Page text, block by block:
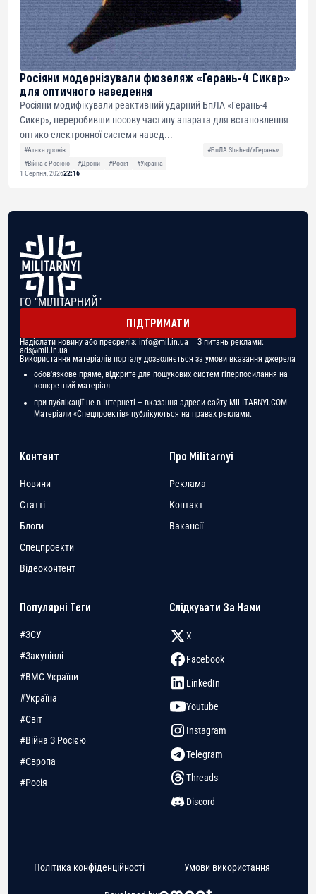
Росіяни модернізували фюзеляж «Герань-4 Сикер»
для оптичного наведення
Росіяни модифікували реактивний ударний БпЛА «Герань-4
Сикер», переробивши носову частину апарата для встановлення
оптико-електронної системи навед...
#Атака дронів
#БпЛА Shahed/«Герань»
#Війна з Росією
#Дрони #Росія
#Україна
1 Серпня, 202622:16
ГО "МІЛІТАРНИЙ"
ПІДТРИМАТИ
Надіслати новину або пресреліз: info@mil.in.ua | З питань реклами:
ads@mil.in.ua
Використання матеріалів порталу дозволяється за умови вказання джерела
обов'язкове пряме, відкрите для пошукових систем гіперпосилання на
конкретний матеріал
при публікації не в Інтернеті – вказання адреси сайту MILITARNYI.COM.
Матеріали «Спецпроектів» публікуються на правах реклами.
Контент
Новини
Статті
Блоги
Спецпроекти
Відеоконтент
Про Militarnyi
Реклама
Контакт
Вакансії
Популярні Теги
#ЗСУ
#Закупівлі
#ВМС України
#Україна
#Світ
#Війна З Росією
#Європа
#Росія
Слідкувати За Нами
X
Facebook
LinkedIn
Youtube
Instagram
Telegram
Threads
Discord
Політика конфіденційності Умови використання